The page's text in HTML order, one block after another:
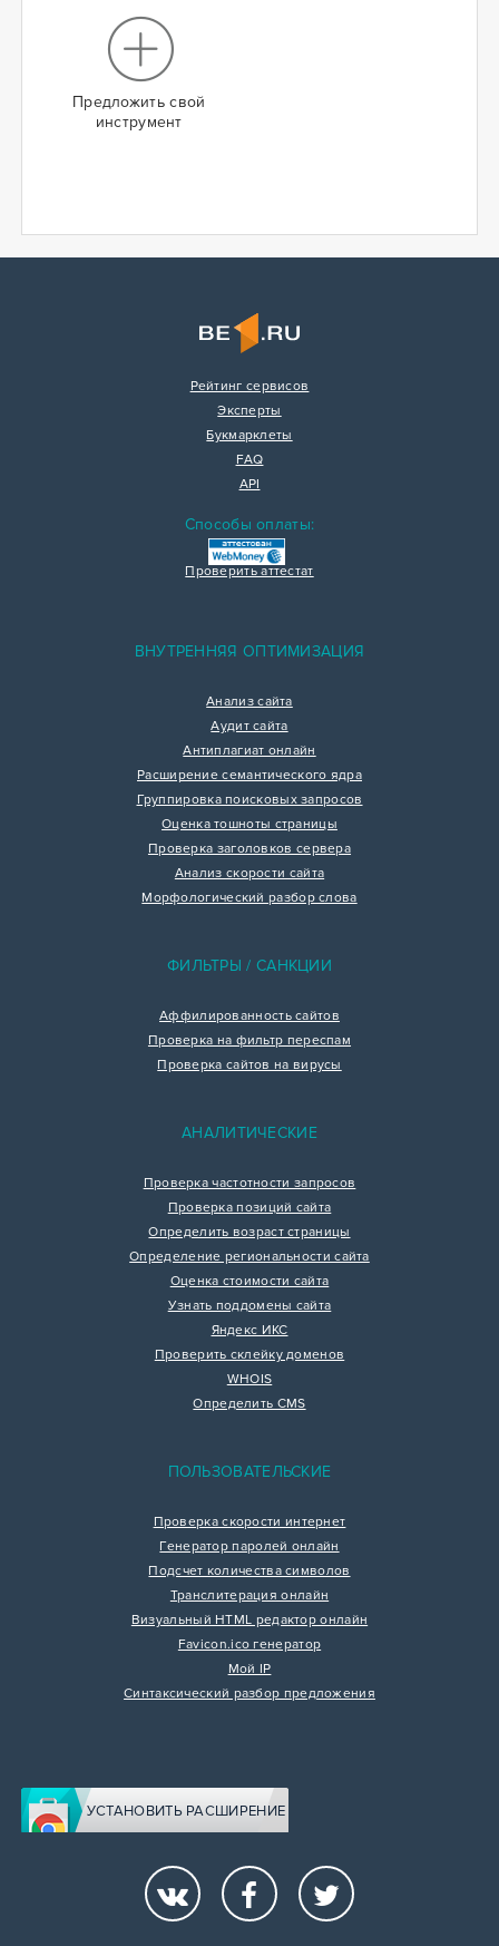
Предложить свой
инструмент
Рейтинг сервисов
Эксперты
Букмарклеты
FAQ
API
Способы оплаты:
Проверить аттестат
ВНУТРЕННЯЯ ОПТИМИЗАЦИЯ
Анализ сайта
Аудит сайта
Антиплагиат онлайн
Расширение семантического ядра
Группировка поисковых запросов
Оценка тошноты страницы
Проверка заголовков сервера
Анализ скорости сайта
Морфологический разбор слова
ФИЛЬТРЫ / САНКЦИИ
Аффилированность сайтов
Проверка на фильтр переспам
Проверка сайтов на вирусы
АНАЛИТИЧЕСКИЕ
Проверка частотности запросов
Проверка позиций сайта
Определить возраст страницы
Определение региональности сайта
Оценка стоимости сайта
Узнать поддомены сайта
Яндекс ИКС
Проверить склейку доменов
WHOIS
Определить CMS
ПОЛЬЗОВАТЕЛЬСКИЕ
Проверка скорости интернет
Генератор паролей онлайн
Подсчет количества символов
Транслитерация онлайн
Визуальный HTML редактор онлайн
Favicon.ico генератор
Мой IP
Синтаксический разбор предложения
УСТАНОВИТЬ РАСШИРЕНИЕ